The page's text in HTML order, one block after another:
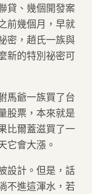
貸、幾個開發案
前幾個月，早就
密，趙氏一族與
新的特別祕密可
馬爺一族買了台
股票，本來就是
比爾蓋滋買了一
它會大漲。
設計。但是，話
不進這渾水，若